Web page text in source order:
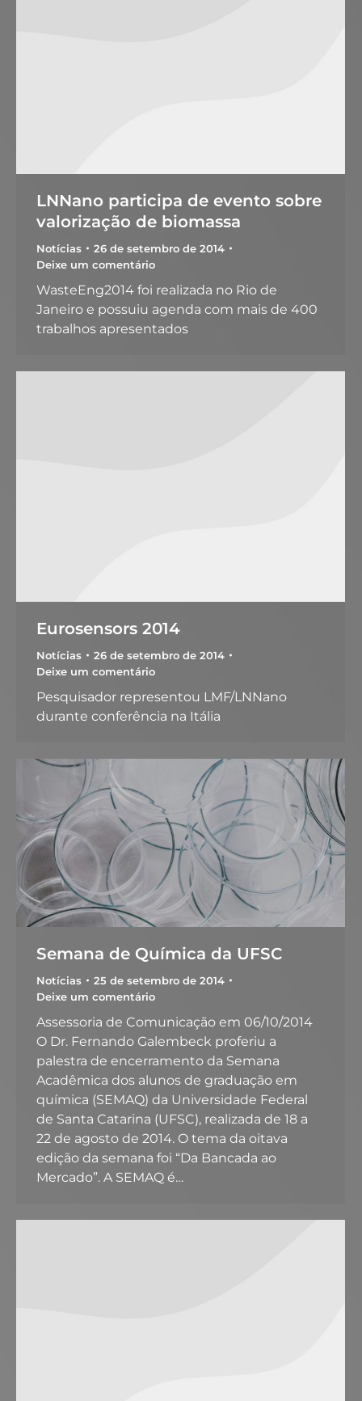
LNNano participa de evento sobre
valorização de biomassa
Notícias
26 de setembro de 2014
Deixe um comentário
WasteEng2014 foi realizada no Rio de
Janeiro e possuiu agenda com mais de 400
trabalhos apresentados
Eurosensors 2014
Notícias
26 de setembro de 2014
Deixe um comentário
Pesquisador representou LMF/LNNano
durante conferência na Itália
Semana de Química da UFSC
Notícias
25 de setembro de 2014
Deixe um comentário
Assessoria de Comunicação em 06/10/2014
O Dr. Fernando Galembeck proferiu a
palestra de encerramento da Semana
Acadêmica dos alunos de graduação em
química (SEMAQ) da Universidade Federal
de Santa Catarina (UFSC), realizada de 18 a
22 de agosto de 2014. O tema da oitava
edição da semana foi “Da Bancada ao
Mercado”. A SEMAQ é…